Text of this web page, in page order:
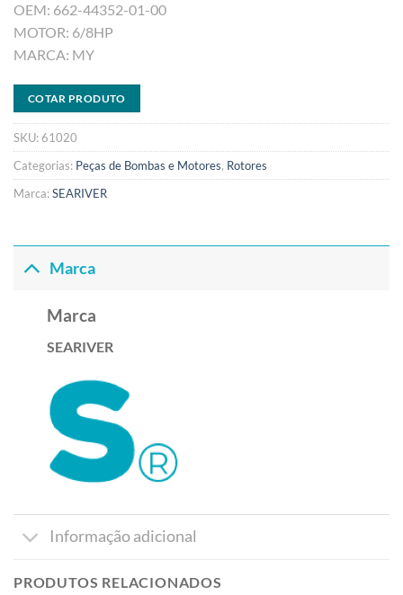
OEM: 662-44352-01-00
MOTOR: 6/8HP
MARCA: MY
COTAR PRODUTO
SKU:61020
Categorias: Peças de Bombas e Motores, Rotores
Marca:SEARIVER
Marca
Marca
SEARIVER
Informação adicional
PRODUTOS RELACIONADOS